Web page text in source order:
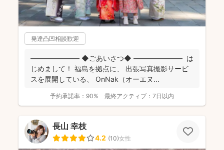
発達凸凹相談歓迎
――――――― ◆ごあいさつ◆ ――――――― は
じめまして！ 福島を拠点に、 出張写真撮影サービ
スを展開している、 OnNak（オーエヌ...
予約承諾率： 90% 最終アクティブ： 7日以内
長山 幸枝
4.2 (10)女性